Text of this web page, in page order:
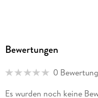
Bewertungen
0
Es wurden noch keine